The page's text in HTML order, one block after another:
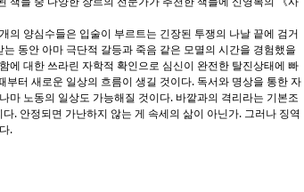
의 양심수들은 입술이 부르트는 긴장된 투쟁의 나날 끝에 검거
동안 아마 극단적 갈등과 죽음 같은 모멸의 시간을 경험했을
에 대한 쓰라린 자학적 확인으로 심신이 완전한 탈진상태에 빠
터 새로운 일상의 흐름이 생길 것이다. 독서와 명상을 통한 자
마 노동의 일상도 가능해질 것이다. 바깥과의 격리라는 기본조
다. 안정되면 가난하지 않는 게 속세의 삶이 아닌가. 그러나 징역
.